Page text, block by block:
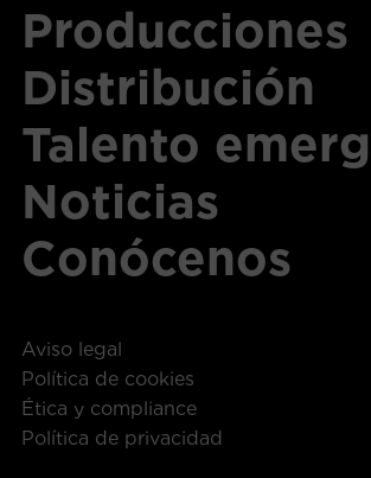
Producciones
Distribución
Talento
Noticias
Conócenos
Aviso legal
Política de cookies
Ética y compliance
Política de privacidad